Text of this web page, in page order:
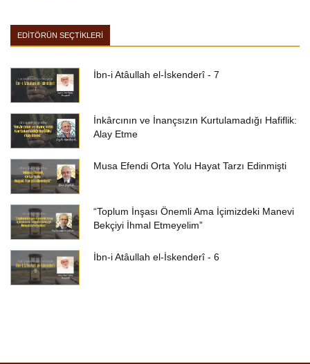
EDİTÖRÜN SEÇTİKLERİ
İbn-i Atâullah el-İskenderî - 7
İnkârcının ve İnançsızın Kurtulamadığı Hafiflik:
Alay Etme
Musa Efendi Orta Yolu Hayat Tarzı Edinmişti
“Toplum İnşası Önemli Ama İçimizdeki Manevi
Bekçiyi İhmal Etmeyelim”
İbn-i Atâullah el-İskenderî - 6